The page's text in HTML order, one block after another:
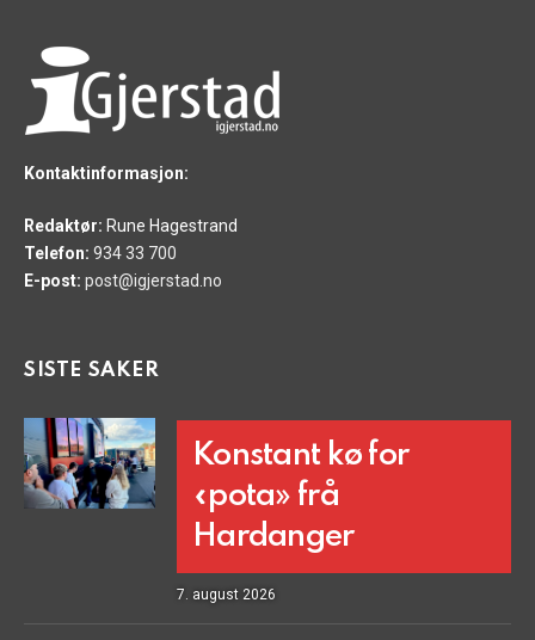
Kontaktinformasjon:
Redaktør: Rune Hagestrand
Telefon: 934 33 700
E-post: post@igjerstad.no
SISTE SAKER
Konstant kø for
«pota» frå
Hardanger
7. august 2026